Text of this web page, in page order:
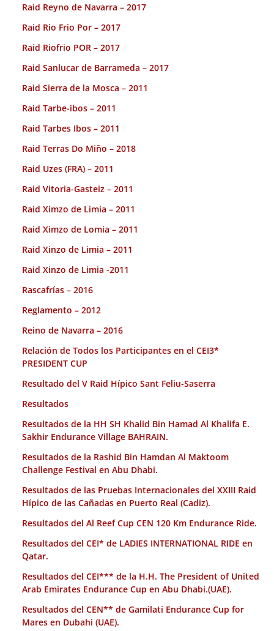
Raid Reyno de Navarra – 2017
Raid Rio Frio Por – 2017
Raid Riofrio POR – 2017
Raid Sanlucar de Barrameda – 2017
Raid Sierra de la Mosca – 2011
Raid Tarbe-ibos – 2011
Raid Tarbes Ibos – 2011
Raid Terras Do Miño – 2018
Raid Uzes (FRA) – 2011
Raid Vitoria-Gasteiz – 2011
Raid Ximzo de Limia – 2011
Raid Ximzo de Lomia – 2011
Raid Xinzo de Limia – 2011
Raid Xinzo de Limia -2011
Rascafrías – 2016
Reglamento – 2012
Reino de Navarra – 2016
Relación de Todos los Participantes en el CEI3*
PRESIDENT CUP
Resultado del V Raid Hípico Sant Feliu-Saserra
Resultados
Resultados de la HH SH Khalid Bin Hamad Al Khalifa E.
Sakhir Endurance Village BAHRAIN.
Resultados de la Rashid Bin Hamdan Al Maktoom
Challenge Festival en Abu Dhabi.
Resultados de las Pruebas Internacionales del XXIII Raid
Hípico de las Cañadas en Puerto Real (Cadiz).
Resultados del Al Reef Cup CEN 120 Km Endurance Ride.
Resultados del CEI* de LADIES INTERNATIONAL RIDE en
Qatar.
Resultados del CEI*** de la H.H. The President of United
Arab Emirates Endurance Cup en Abu Dhabi.(UAE).
Resultados del CEN** de Gamilati Endurance Cup for
Mares en Dubahi (UAE).